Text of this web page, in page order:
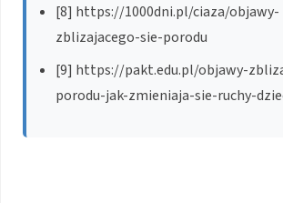
[8] https://1000dni.pl/ciaza/objawy-
zblizajacego-sie-porodu
[9] https://pakt.edu.pl/objawy-
porodu-jak-zmieniaja-sie-ruchy-